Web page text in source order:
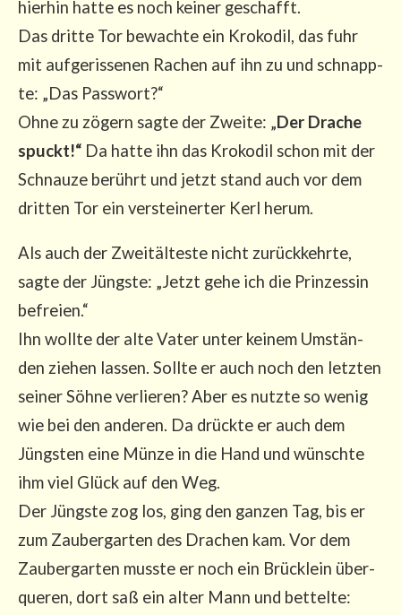
hier­hin hat­te es noch kei­ner geschafft.
Das drit­te Tor bewach­te ein Kro­ko­dil, das fuhr
mit auf­ge­ris­se­nen Rachen auf ihn zu und schnapp­
te: „Das Pass­wort?“
Ohne zu zögern sag­te der Zwei­te: „Der Dra­che
spuckt!“ Da hat­te ihn das Kro­ko­dil schon mit der
Schnau­ze berührt und jetzt stand auch vor dem
drit­ten Tor ein ver­stei­ner­ter Kerl herum.
Als auch der Zweit­äl­tes­te nicht zurück­kehr­te,
sag­te der Jüngs­te: „Jetzt gehe ich die Prin­zes­sin
befrei­en.“
Ihn woll­te der alte Vater unter kei­nem Umstän­
den zie­hen las­sen. Soll­te er auch noch den letz­ten
sei­ner Söh­ne ver­lie­ren? Aber es nutz­te so wenig
wie bei den ande­ren. Da drück­te er auch dem
Jüngs­ten eine Mün­ze in die Hand und wünsch­te
ihm viel Glück auf den Weg.
Der Jüngs­te zog los, ging den gan­zen Tag, bis er
zum Zau­ber­gar­ten des Dra­chen kam. Vor dem
Zau­ber­gar­ten muss­te er noch ein Brück­lein über­
que­ren, dort saß ein alter Mann und bet­tel­te: